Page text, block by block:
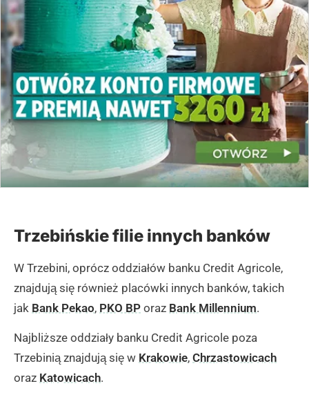
Trzebińskie filie innych banków
W Trzebini, oprócz oddziałów banku Credit Agricole,
znajdują się również placówki innych banków, takich
jak Bank Pekao, PKO BP oraz Bank Millennium.
Najbliższe oddziały banku Credit Agricole poza
Trzebinią znajdują się w Krakowie, Chrzastowicach
oraz Katowicach.